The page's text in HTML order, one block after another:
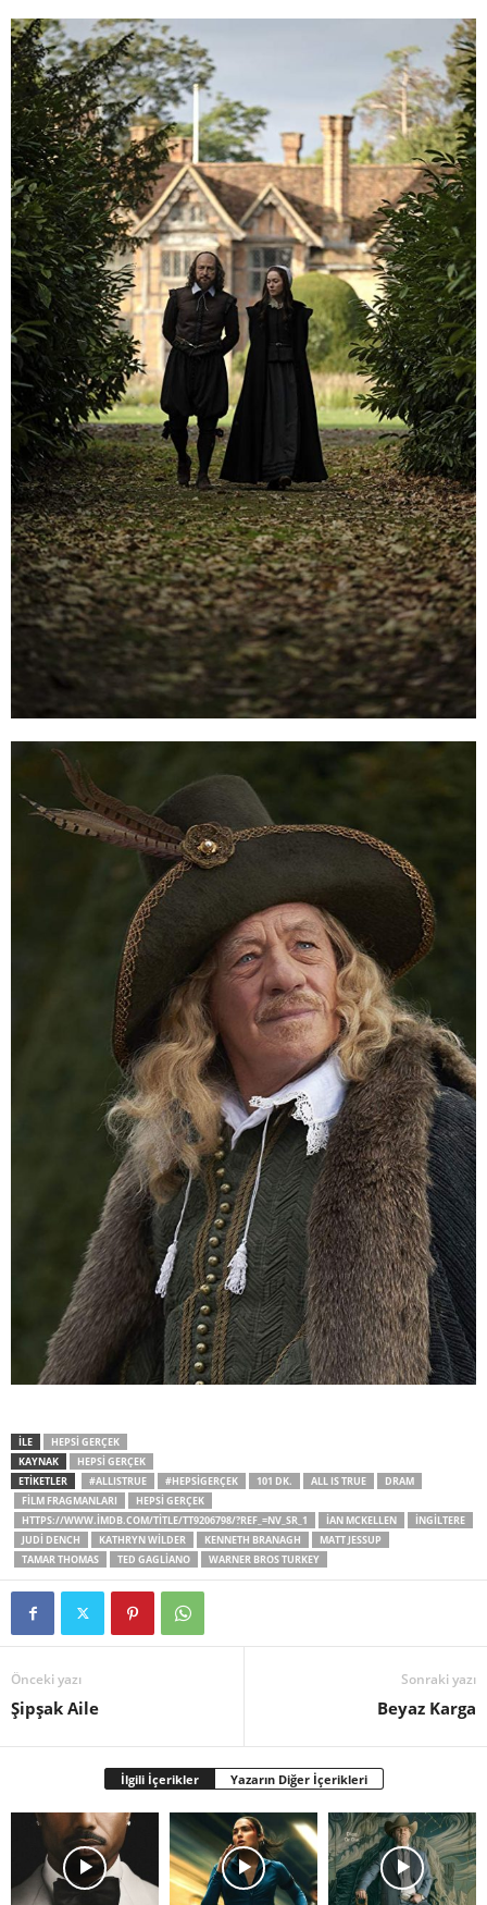
İLE
HEPSI GERÇEK
KAYNAK
HEPSI GERÇEK
ETİKETLER
#ALLISTRUE #HEPSIGERÇEK 101 DK. ALL IS TRUE
DRAM
FILM FRAGMANLARI
HEPSI GERÇEK
HTTPS://WWW.IMDB.COM/TITLE/TT9206798/?REF_=NV_SR_1
İAN MCKELLEN
INGILTERE
JUDI DENCH
KATHRYN WILDER KENNETH BRANAGH
MATT JESSUP
TAMAR THOMAS
TED GAGLIANO WARNER BROS TURKEY
Önceki yazı
Şipşak Aile
Sonraki yazı
Beyaz Karga
İlgili İçerikler Yazarın Diğer İçerikleri